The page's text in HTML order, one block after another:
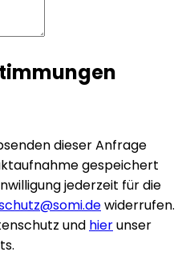
dieser Anfrage
gespeichert
jederzeit für die
widerrufen.
und hierunser